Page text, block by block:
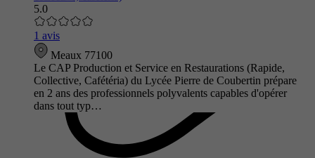
5.0
1 avis
Meaux 77100
Le CAP Production et Service en Restaurations (Rapide,
Collective, Cafétéria) du Lycée Pierre de Coubertin prépare
en 2 ans des professionnels polyvalents capables d'opérer
dans tout typ…